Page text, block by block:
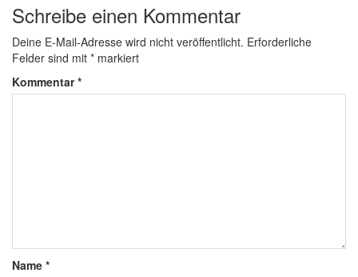
Schreibe einen Kommentar
Deine E-Mail-Adresse wird nicht veröffentlicht. Erforderliche
Felder sind mit * markiert
Kommentar*
Name *